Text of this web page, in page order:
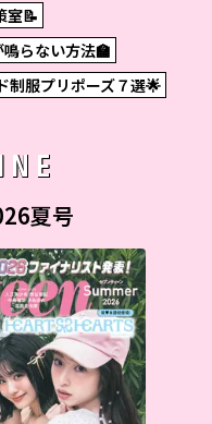
室📝
らない方法🏫
制服プリポーズ７選🌟
夏号